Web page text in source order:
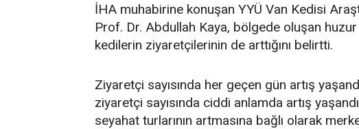
İHA muhabirine konuşan YYÜ Van Kedisi
Prof. Dr. Abdullah Kaya, bölgede oluşan
kedilerin ziyaretçilerinin de arttığını belirtti.
Ziyaretçi sayısında her geçen gün artış
ziyaretçi sayısında ciddi anlamda artış
seyahat turlarının artmasına bağlı olarak